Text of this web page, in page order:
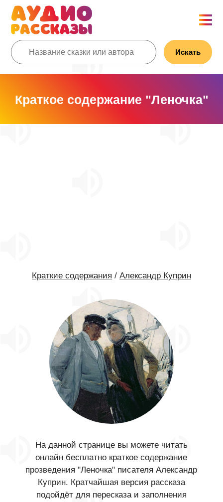
Искать
Краткое содержание "Леночка"
Краткие содержания / Александр Куприн
На данной странице вы можете читать
онлайн бесплатно краткое содержание
прозведения "Леночка" писателя Александр
Куприн. Кратчайшая версия рассказа
подойдёт для пересказа и заполнения